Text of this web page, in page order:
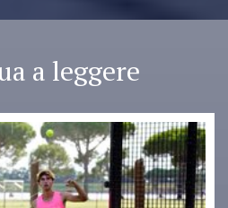
a leggere